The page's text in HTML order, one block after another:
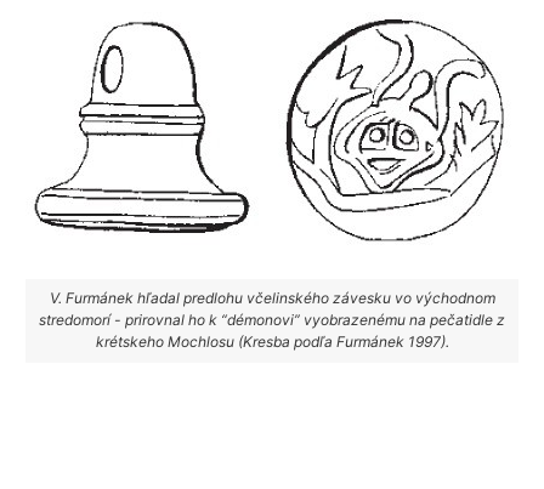
V. Furmánek hľadal predlohu včelinského závesku vo východnom
stredomorí - prirovnal ho k “démonovi” vyobrazenému na pečatidle z
krétskeho Mochlosu (Kresba podľa Furmánek 1997).